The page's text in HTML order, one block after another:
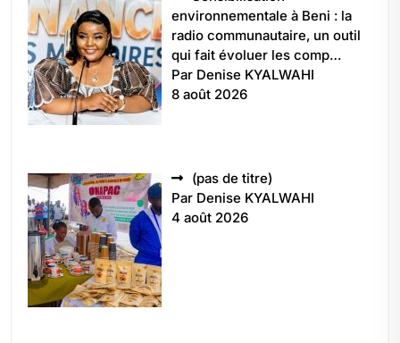
environnementale à Beni : la
radio communautaire, un outil
qui fait évoluer les comp…
Par Denise KYALWAHI
8 août 2026
(pas de titre)
5496
Par Denise KYALWAHI
4 août 2026